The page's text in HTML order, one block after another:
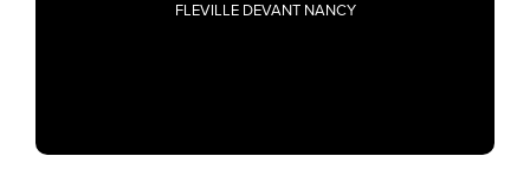
FLEVILLE DEVANT NANCY